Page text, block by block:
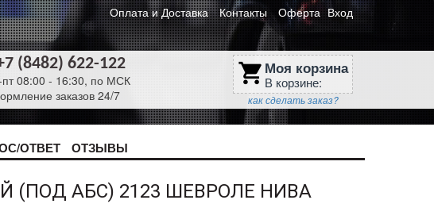
Оплата и Доставка Контакты Оферта Вход
(8482) 622-122
пт 08:00 - 16:30, по МСК
заказов 24/7
shopping_cart Моя корзина
В корзине:
как сделать заказ?
ОТВЕТ ОТЗЫВЫ
(ПОД АБС) 2123 ШЕВРОЛЕ НИВА